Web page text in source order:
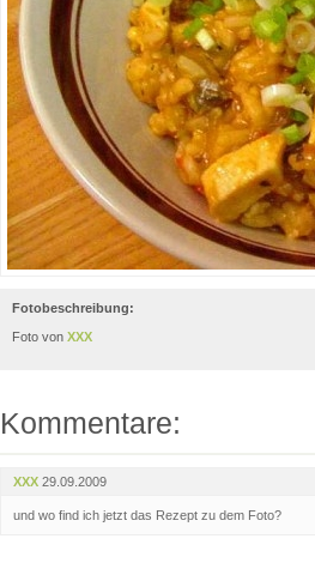
Fotobeschreibung:
Foto von XXX
Kommentare:
XXX 29.09.2009
und wo find ich jetzt das Rezept zu dem Foto?